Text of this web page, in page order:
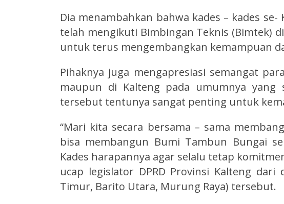
Dia menambahkan bahwa kades – kades
telah mengikuti Bimbingan Teknis (Bimtek)
untuk terus mengembangkan kemampuan
Pihaknya juga mengapresiasi semangat
maupun di Kalteng pada umumnya yang
tersebut tentunya sangat penting untuk
“Mari kita secara bersama – sama
bisa membangun Bumi Tambun Bungai
Kades harapannya agar selalu tetap
ucap legislator DPRD Provinsi Kalteng dari
Timur, Barito Utara, Murung Raya) tersebut.